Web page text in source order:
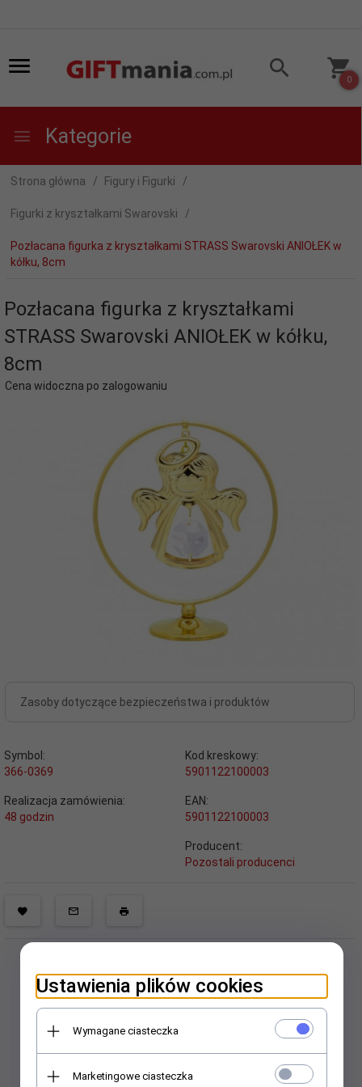
0
Kategorie
Strona główna Figury i Figurki
Figurki z kryształkami Swarovski
Pozłacana figurka z kryształkami STRASS Swarovski ANIOŁEK w
kółku, 8cm
Pozłacana figurka z kryształkami
STRASS Swarovski ANIOŁEK w kółku,
8cm
Cena widoczna po zalogowaniu
Zasoby dotyczące bezpieczeństwa i produktów
Symbol:
366-0369
Kod kreskowy:
5901122100003
Realizacja zamówienia:
48 godzin
EAN:
5901122100003
Producent:
Pozostali producenci
Polecamy
Ustawienia plików cookies
Wymagane ciasteczka
Marketingowe ciasteczka